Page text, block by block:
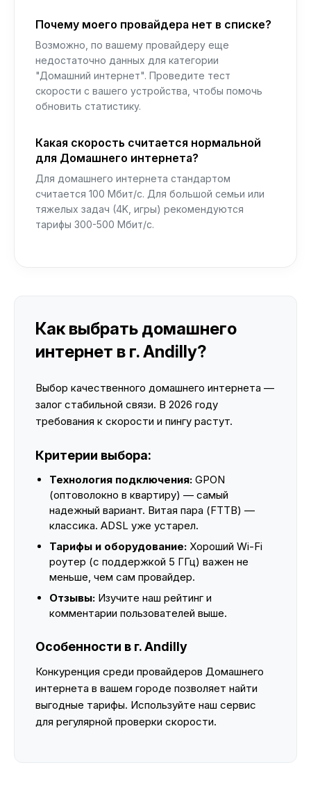
Почему моего провайдера нет в списке?
Возможно, по вашему провайдеру еще
недостаточно данных для категории
"Домашний интернет". Проведите тест
скорости с вашего устройства, чтобы помочь
обновить статистику.
Какая скорость считается нормальной
для Домашнего интернета?
Для домашнего интернета стандартом
считается 100 Мбит/с. Для большой семьи или
тяжелых задач (4K, игры) рекомендуются
тарифы 300-500 Мбит/с.
Как выбрать домашнего
интернет в г. Andilly?
Выбор качественного домашнего интернета —
залог стабильной связи. В 2026 году
требования к скорости и пингу растут.
Критерии выбора:
Технология подключения: GPON
(оптоволокно в квартиру) — самый
надежный вариант. Витая пара (FTTB) —
классика. ADSL уже устарел.
Тарифы и оборудование: Хороший Wi-Fi
роутер (с поддержкой 5 ГГц) важен не
меньше, чем сам провайдер.
Отзывы: Изучите наш рейтинг и
комментарии пользователей выше.
Особенности в г. Andilly
Конкуренция среди провайдеров Домашнего
интернета в вашем городе позволяет найти
выгодные тарифы. Используйте наш сервис
для регулярной проверки скорости.